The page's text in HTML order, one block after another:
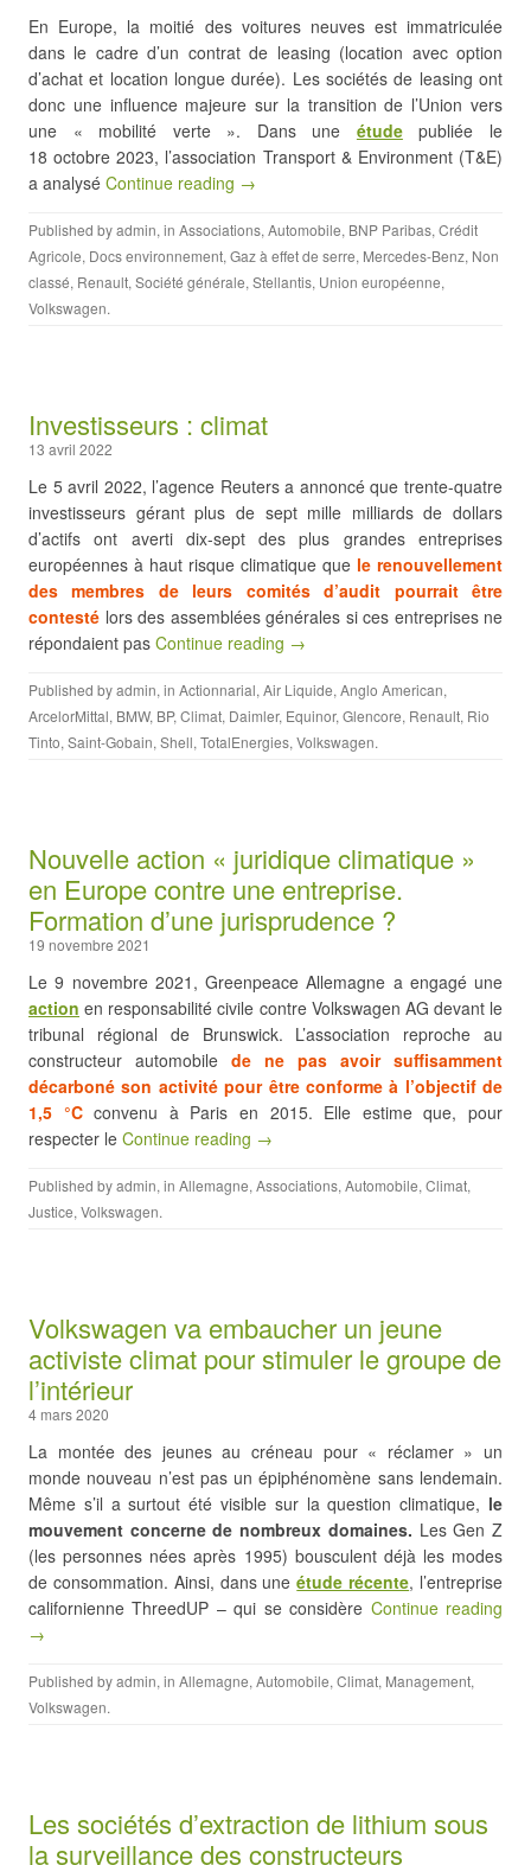
En Europe, la moitié des voitures neuves est immatriculée
dans le cadre d’un contrat de leasing (location avec option
d’achat et location longue durée). Les sociétés de leasing ont
donc une influence majeure sur la transition de l’Union vers
une « mobilité verte ». Dans une étudepubliée le
18 octobre 2023, l’association Transport & Environment (T&E)
a analysé Continue reading →
Published byadmin, in Associations, Automobile, BNP Paribas, Crédit
Agricole, Docs environnement, Gaz à effet de serre, Mercedes-Benz, Non
classé, Renault, Société générale, Stellantis, Union européenne,
Volkswagen.
Investisseurs : climat
13 avril 2022
Le 5 avril 2022, l’agence Reuters a annoncé que trente-quatre
investisseurs gérant plus de sept mille milliards de dollars
d’actifs ont averti dix-sept des plus grandes entreprises
européennes à haut risque climatique que le renouvellement
des membres de leurs comités d’audit pourrait être
contesté lors des assemblées générales si ces entreprises ne
répondaient pas Continue reading →
Published byadmin, in Actionnarial, Air Liquide, Anglo American,
ArcelorMittal, BMW, BP, Climat, Daimler, Equinor, Glencore, Renault, Rio
Tinto, Saint-Gobain, Shell, TotalEnergies, Volkswagen.
Nouvelle action « juridique climatique »
en Europe contre une entreprise.
Formation d’une jurisprudence ?
19 novembre 2021
Le 9 novembre 2021, Greenpeace Allemagne a engagé une
action en responsabilité civile contre Volkswagen AG devant le
tribunal régional de Brunswick. L’association reproche au
constructeur automobile de ne pas avoir suffisamment
décarboné son activité pour être conforme à l’objectif de
1,5 °Cconvenu à Paris en 2015. Elle estime que, pour
respecter le Continue reading →
Published byadmin, in Allemagne, Associations, Automobile, Climat,
Justice, Volkswagen.
Volkswagen va embaucher un jeune
activiste climat pour stimuler le groupe de
l’intérieur
4 mars 2020
La montée des jeunes au créneau pour « réclamer » un
monde nouveau n’est pas un épiphénomène sans lendemain.
Même s’il a surtout été visible sur la question climatique, le
mouvement concerne de nombreux domaines. Les Gen Z
(les personnes nées après 1995) bousculent déjà les modes
de consommation. Ainsi, dans uneétude récente, l’entreprise
californienne ThreedUP – qui se considère Continue reading
→
Published byadmin, in Allemagne, Automobile, Climat, Management,
Volkswagen.
Les sociétés d’extraction de lithium sous
la surveillance des constructeurs